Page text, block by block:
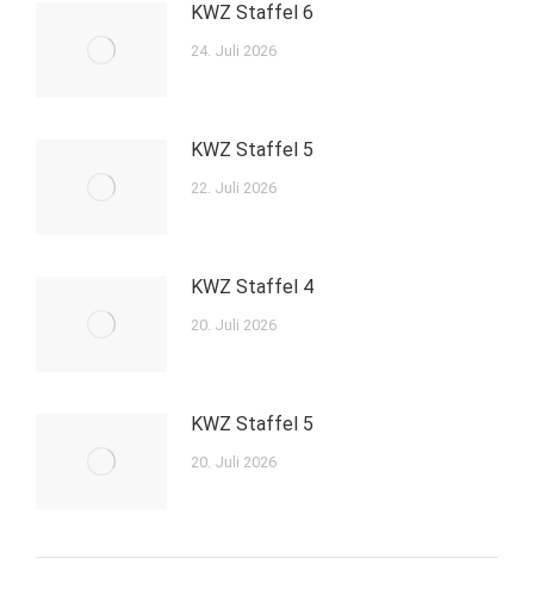
KWZ Staffel 6
24. Juli 2026
KWZ Staffel 5
22. Juli 2026
KWZ Staffel 4
20. Juli 2026
KWZ Staffel 5
20. Juli 2026